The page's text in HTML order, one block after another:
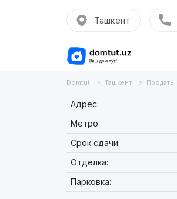
Ташкент
Domtut Ташкент Продать
Адрес:
Метро:
Срок сдачи:
Отделка:
Парковка: